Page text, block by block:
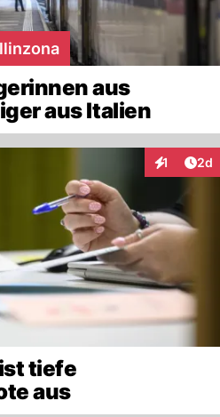
aus
aus Italien
1 2d
tiefe
aus